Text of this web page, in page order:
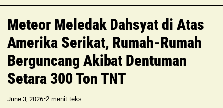
Meteor Meledak Dahsyat di Atas
Amerika Serikat, Rumah-Rumah
Berguncang Akibat Dentuman
Setara 300 Ton TNT
June 3, 2026•2 menit teks